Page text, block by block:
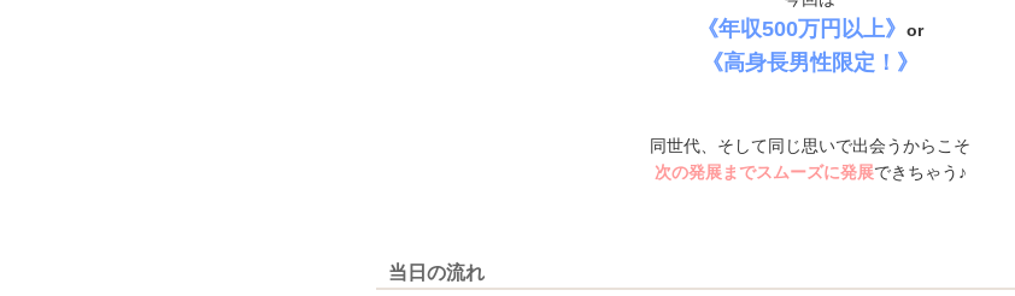
《年収500万円以上》 or
《高身長男性限定！》
同世代、そして同じ思いで出会うからこそ
次の発展までスムーズに発展できちゃう♪
当日の流れ